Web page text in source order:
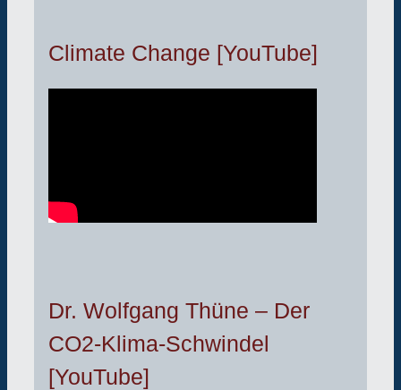
Climate Change [YouTube]
Dr. Wolfgang Thüne – Der
CO2-Klima-Schwindel
[YouTube]